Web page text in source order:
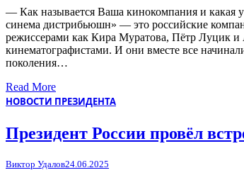
— Как называется Ваша кинокомпания и какая
синема дистрибьюшн» — это российские
режиссерами как Кира Муратова, Пётр Луцик
кинематографистами. И они вместе все
поколения…
Read More
НОВОСТИ ПРЕЗИДЕНТА
Президент России провёл
Виктор Удалов24.06.2025